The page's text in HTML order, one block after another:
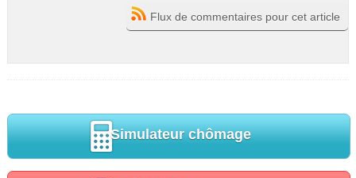
Flux de commentaires pour cet article
Simulateur chômage